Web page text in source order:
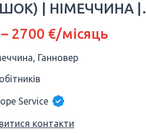
| НІМЕЧЧИНА |
2700 €/місяць
Ганновер
Service
контакти